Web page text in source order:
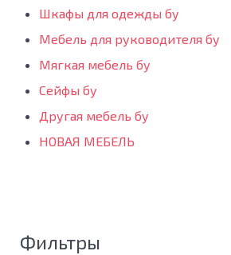
Шкафы для одежды бу
Мебель для руководителя бу
Мягкая мебель бу
Сейфы бу
Другая мебель бу
НОВАЯ МЕБЕЛЬ
Фильтры